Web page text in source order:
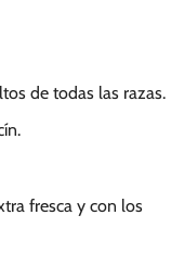
de todas las razas.
fresca y con los